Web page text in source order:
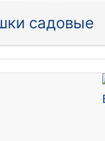
садовые